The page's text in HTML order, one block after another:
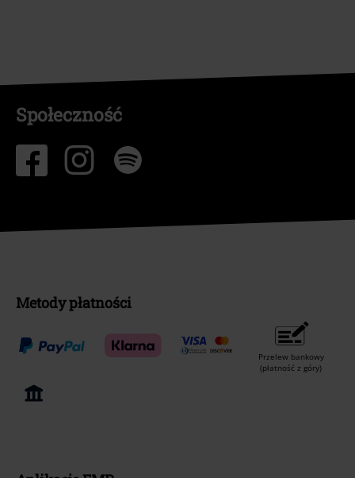
Społeczność
Metody płatności
Przelew bankowy
(płatność z góry)